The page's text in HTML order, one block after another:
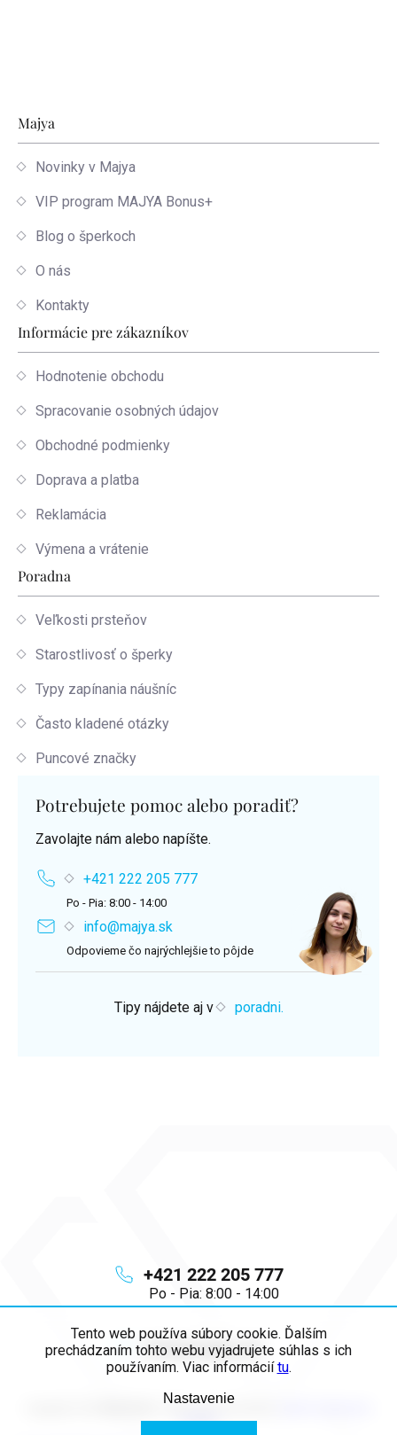
Tento web používa súbory cookie. Ďalším
prechádzaním tohto webu vyjadrujete súhlas s ich
používaním. Viac informáciítu.
Nastavenie
Zápätie
info@majya.sk
+421 222 205 777
Po - Pia: 8:00 - 14:00
Majya
Novinky v Majya
VIP program MAJYA Bonus+
Blog o šperkoch
O nás
Kontakty
Informácie pre zákazníkov
Hodnotenie obchodu
Spracovanie osobných údajov
Obchodné podmienky
Doprava a platba
Reklamácia
Výmena a vrátenie
Poradna
Veľkosti prsteňov
Starostlivosť o šperky
Typy zapínania náušníc
Často kladené otázky
Puncové značky
Potrebujete pomoc alebo poradiť?
Zavolajte nám alebo napíšte.
+421 222 205 777
Po - Pia: 8:00 - 14:00
info@majya.sk
Odpovieme čo najrýchlejšie to pôjde
Tipy nájdete aj v poradni.
cookies